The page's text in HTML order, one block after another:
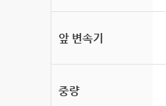
앞 변속기
중량